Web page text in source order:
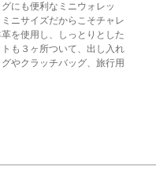
にも便利なミニウォレッ
ニサイズだからこそチャレ
を使用し、しっとりとした
も３ヶ所ついて、出し入れ
やクラッチバッグ、旅行用